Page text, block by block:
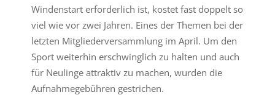
Windenstart erforderlich ist, kostet fast doppelt so
viel wie vor zwei Jahren. Eines der Themen bei der
letzten Mitgliederversammlung im April. Um den
Sport weiterhin erschwinglich zu halten und auch
für Neulinge attraktiv zu machen, wurden die
Aufnahmegebühren gestrichen.